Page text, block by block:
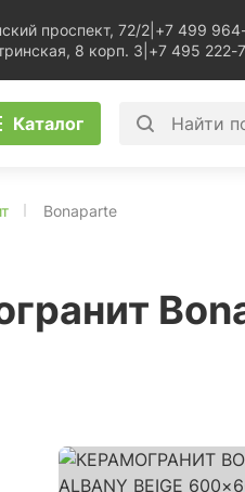
проспект, 72/2 +7 499
8 корп. 3 +7 495 222-
Каталог
Bonaparte